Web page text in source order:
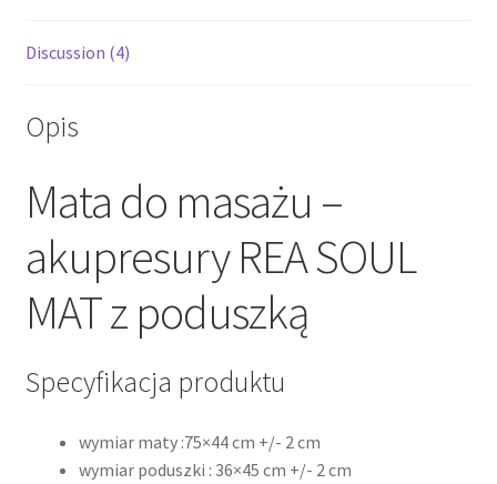
Discussion (4)
Opis
Mata do masażu –
akupresury REA SOUL
MAT z poduszką
Specyfikacja produktu
wymiar maty :75×44 cm +/- 2 cm
wymiar poduszki : 36×45 cm +/- 2 cm